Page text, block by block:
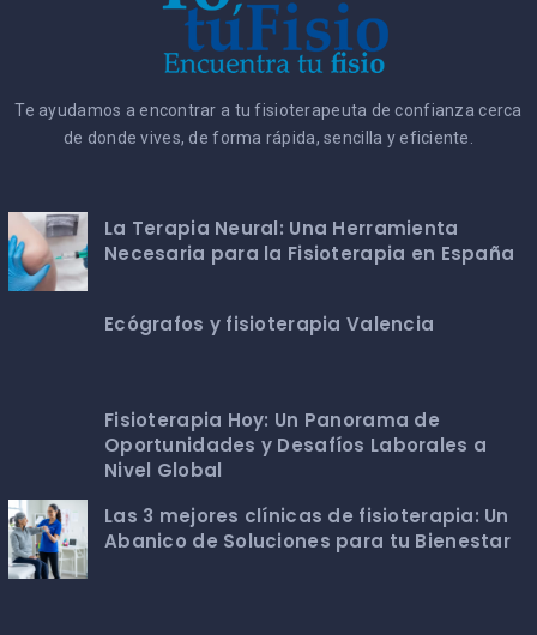
Te ayudamos a encontrar a tu fisioterapeuta de confianza cerca
de donde vives, de forma rápida, sencilla y eficiente.
La Terapia Neural: Una Herramienta
Necesaria para la Fisioterapia en España
Ecógrafos y fisioterapia Valencia
Fisioterapia Hoy: Un Panorama de
Oportunidades y Desafíos Laborales a
Nivel Global
Las 3 mejores clínicas de fisioterapia: Un
Abanico de Soluciones para tu Bienestar